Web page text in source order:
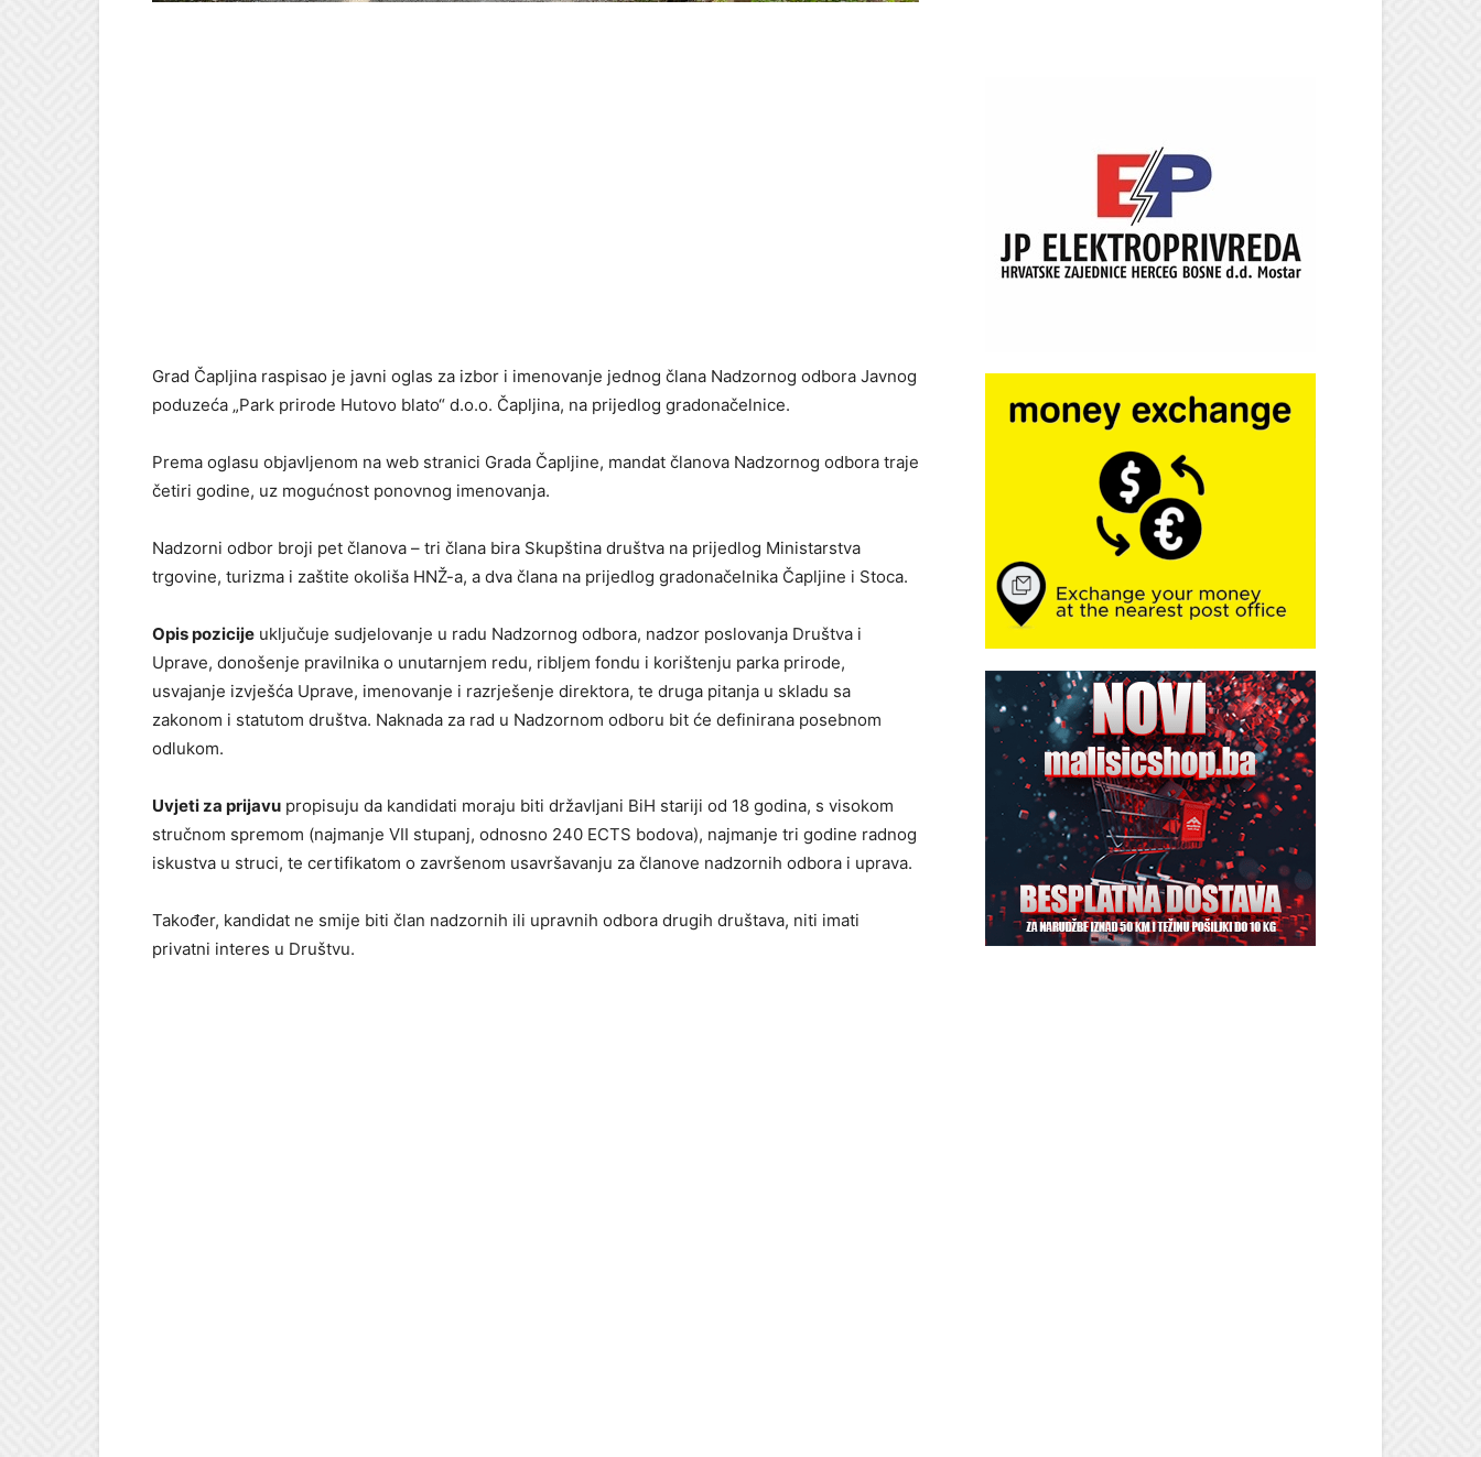
Grad Čapljina raspisao je javni oglas za izbor i imenovanje jednog člana Nadzornog odbora Javnog
poduzeća „Park prirode Hutovo blato“ d.o.o. Čapljina, na prijedlog gradonačelnice.
Prema oglasu objavljenom na web stranici Grada Čapljine, mandat članova Nadzornog odbora traje
četiri godine, uz mogućnost ponovnog imenovanja.
Nadzorni odbor broji pet članova – tri člana bira Skupština društva na prijedlog Ministarstva
trgovine, turizma i zaštite okoliša HNŽ-a, a dva člana na prijedlog gradonačelnika Čapljine i Stoca.
Opis pozicije uključuje sudjelovanje u radu Nadzornog odbora, nadzor poslovanja Društva i
Uprave, donošenje pravilnika o unutarnjem redu, ribljem fondu i korištenju parka prirode,
usvajanje izvješća Uprave, imenovanje i razrješenje direktora, te druga pitanja u skladu sa
zakonom i statutom društva. Naknada za rad u Nadzornom odboru bit će definirana posebnom
odlukom.
Uvjeti za prijavu propisuju da kandidati moraju biti državljani BiH stariji od 18 godina, s visokom
stručnom spremom (najmanje VII stupanj, odnosno 240 ECTS bodova), najmanje tri godine radnog
iskustva u struci, te certifikatom o završenom usavršavanju za članove nadzornih odbora i uprava.
Također, kandidat ne smije biti član nadzornih ili upravnih odbora drugih društava, niti imati
privatni interes u Društvu.